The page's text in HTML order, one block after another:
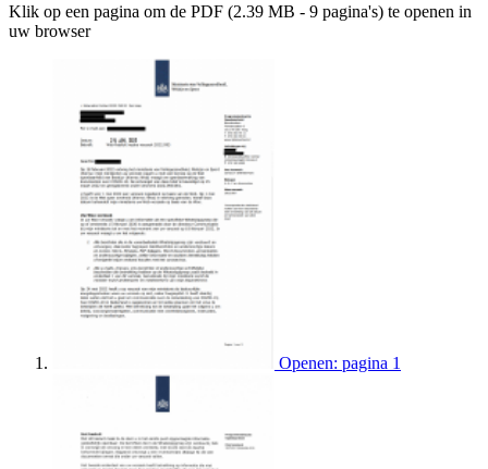
Klik op een pagina om de PDF (2.39 MB - 9 pagina's) te openen in
uw browser
Openen: pagina 1